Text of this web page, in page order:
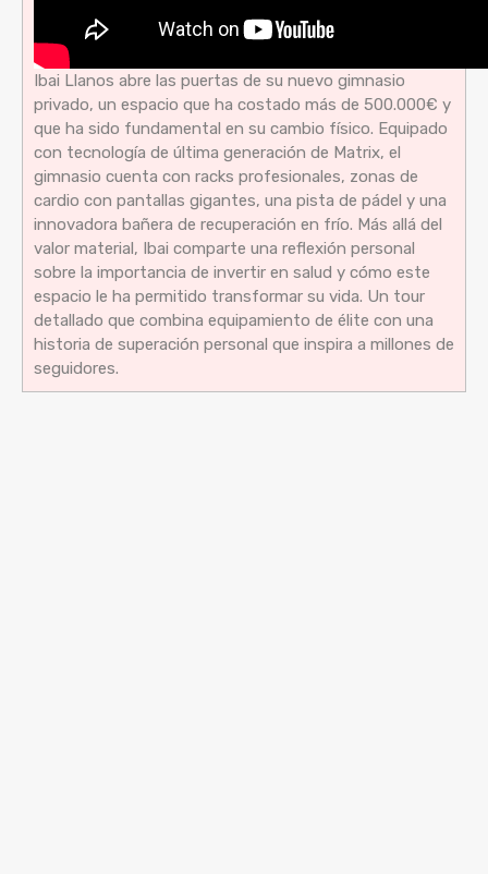
Ibai Llanos abre las puertas de su nuevo gimnasio
privado, un espacio que ha costado más de 500.000€ y
que ha sido fundamental en su cambio físico. Equipado
con tecnología de última generación de Matrix, el
gimnasio cuenta con racks profesionales, zonas de
cardio con pantallas gigantes, una pista de pádel y una
innovadora bañera de recuperación en frío. Más allá del
valor material, Ibai comparte una reflexión personal
sobre la importancia de invertir en salud y cómo este
espacio le ha permitido transformar su vida. Un tour
detallado que combina equipamiento de élite con una
historia de superación personal que inspira a millones de
seguidores.